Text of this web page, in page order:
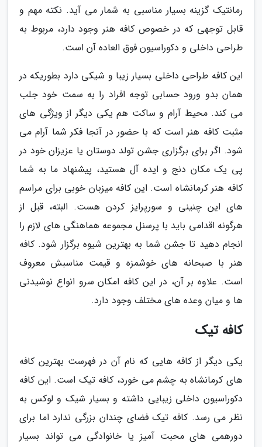
رمانتیک گزینه بسیار مناسبی به شمار می آید. نکته مهم و
قابل توجهی که در خصوص کافه هنر وجود دارد، مربوط به
طراحی داخلی و دکوراسیون فوق العاده آن است.
این کافه طراحی داخلی بسیار زیبا و شیکی دارد بطوریکه در
همان بدو ورود حسابی توجه افراد را به سمت خود جلب
می کند. محیط آرام و ساکت هم یکی دیگر از ویژگی های
مثبت کافه هنر است که با حضور در آنجا فکر شما آرام می
شود. اگر برای برگزاری جشن تولد دوستان یا عزیزان خود در
پی یک مکان دنج و ایده آل هستید، پیشنهاد ما به شما
کافه هنر کرمانشاه است. این کافه میزبان خوبی برای مراسم
های این چنینی و سورپرایز کردن هست. البته، قبل از
هرگونه اقدامی باید با پرسنل مجموعه هماهنگی های لازم را
انجام دهید تا جشن شما به بهترین شیوه برگزار شود. کافه
هنر با صبحانه های خوشمزه و قیمت مناسبش معروف
است. علاوه بر آن، در این کافه امکان سرو انواع نوشیدنی
ها و میان وعده های مختلف وجود دارد.
کافه تیک
یکی دیگر از کافه هایی که نام آن در فهرست بهترین کافه
های کرمانشاه به چشم می خورد، کافه تیک است. این کافه
دکوراسیون داخلی زیبایی داشته و بسیار شیک و لوکس به
نظر می رسد. کافه تیک فضای چندان بزرگی ندارد اما برای
دورهمی های محبت آمیز یا خانوادگی می تواند بسیار